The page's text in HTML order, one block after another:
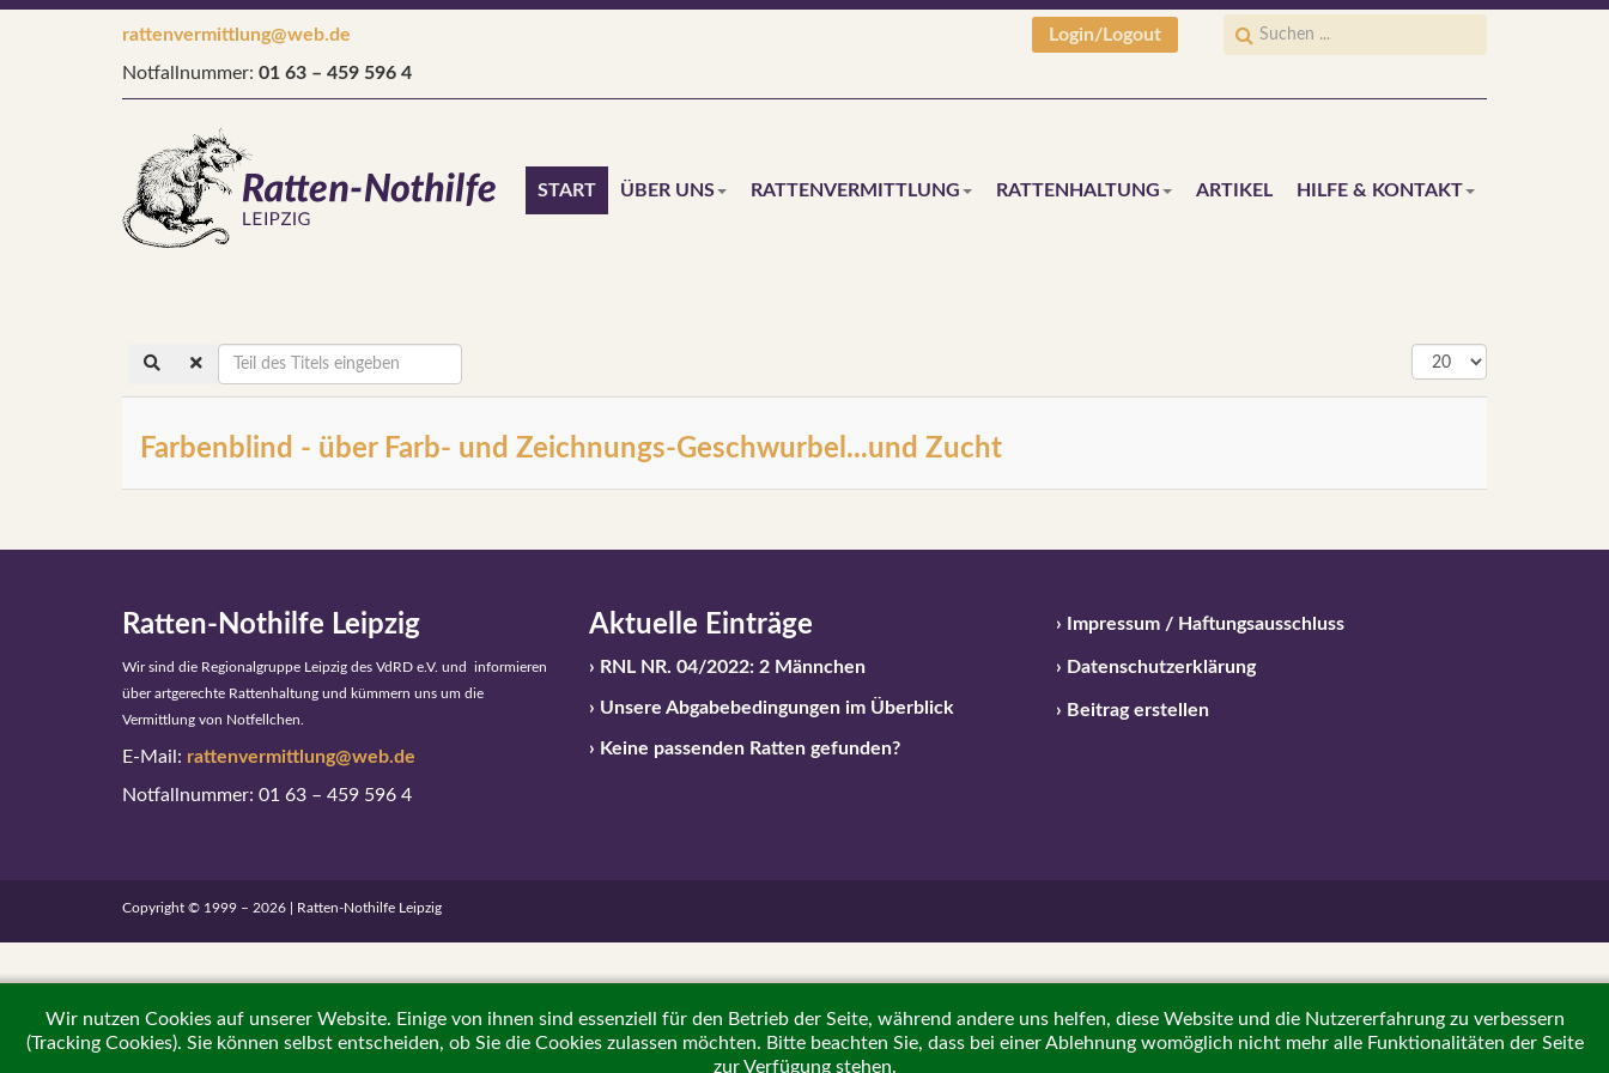
rattenvermittlung@web.de
Notfallnummer: 01 63 – 459 596 4
Login/Logout
START ÜBER UNS RATTENVERMITTLUNG RATTENHALTUNG ARTIKEL HILFE & KONTAKT
Teil
des
eingeben
Anzeige
#
Farbenblind - über Farb- und Zeichnungs-Geschwurbel...und Zucht
Ratten-Nothilfe Leipzig
Wir sind die Regionalgruppe Leipzig des VdRD e.V. und informieren
über artgerechte Rattenhaltung und kümmern uns um die
Vermittlung von Notfellchen.
E-Mail: rattenvermittlung@web.de
Notfallnummer: 01 63 – 459 596 4
Aktuelle Einträge
RNL NR. 04/2022: 2 Männchen
Unsere Abgabebedingungen im Überblick
Keine passenden Ratten gefunden?
Impressum / Haftungsausschluss
Datenschutzerklärung
Beitrag erstellen
Copyright © 1999 – 2026 | Ratten-Nothilfe Leipzig
Wir nutzen Cookies auf unserer Website. Einige von ihnen sind essenziell für den Betrieb der Seite, während andere uns helfen, diese Website und die Nutzererfahrung zu verbessern
(Tracking Cookies). Sie können selbst entscheiden, ob Sie die Cookies zulassen möchten. Bitte beachten Sie, dass bei einer Ablehnung womöglich nicht mehr alle Funktionalitäten der Seite
zur Verfügung stehen.